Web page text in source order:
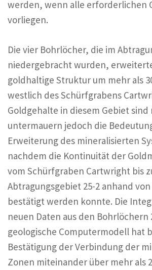
werden, wenn alle erforderlichen
vorliegen.
Die vier Bohrlöcher, die im
niedergebracht wurden,
goldhaltige Struktur um mehr als
westlich des Schürfgrabens
Goldgehalte in diesem Gebiet sind
untermauern jedoch die
Erweiterung des mineralisierten
nachdem die Kontinuität der
vom Schürfgraben Cartwright bis
Abtragungsgebiet 25-2 anhand
bestätigt werden konnte. Die
neuen Daten aus den Bohrlöchern
geologische Computermodell hat
Bestätigung der Verbindung der
Zonen miteinander über mehr als